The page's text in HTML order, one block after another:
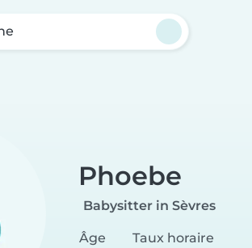
Phoebe
Babysitter in Sèvres
Âge
Taux horaire